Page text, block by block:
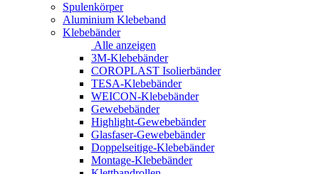
Spulenkörper
Aluminium Klebeband
Klebebänder
Alle anzeigen
3M-Klebebänder
COROPLAST Isolierbänder
TESA-Klebebänder
WEICON-Klebebänder
Gewebebänder
Highlight-Gewebebänder
Glasfaser-Gewebebänder
Doppelseitige-Klebebänder
Montage-Klebebänder